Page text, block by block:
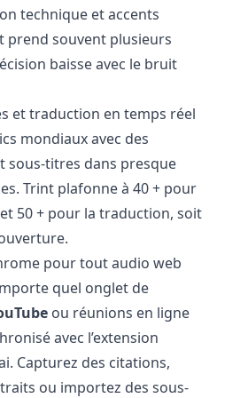
technique et accents
prend souvent plusieurs
baisse avec le bruit
et traduction en temps réel
mondiaux avec des
sous-titres dans presque
Trint plafonne à 40 + pour
50 + pour la traduction, soit
pour tout audio web
quel onglet de
ou réunions en ligne
avec l’extension
Capturez des citations,
ou importez des sous-